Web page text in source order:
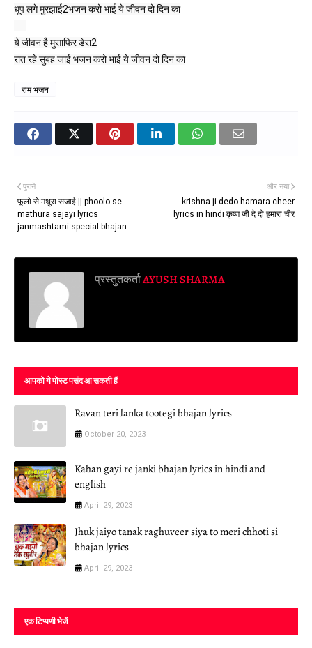
धूप लगे मुरझाई2भजन करो भाई ये जीवन दो दिन का
ये जीवन है मुसाफिर डेरा2
राम भजन
और नया
krishna ji dedo hamara cheer
lyrics in hindi कृष्ण जी दे दो हमारा चीर
पुराने
फूलो से मथुरा सजाई || phoolo se
mathura sajayi lyrics
janmashtami special bhajan
प्रस्तुतकर्ताAYUSH SHARMA
आपको ये पोस्ट पसंद आ सकती हैं
Ravan teri lanka tootegi bhajan lyrics
October 20, 2023
Kahan gayi re janki bhajan lyrics in hindi and
english
April 29, 2023
Jhuk jaiyo tanak raghuveer siya to meri chhoti si
bhajan lyrics
April 29, 2023
एक टिप्पणी भेजें